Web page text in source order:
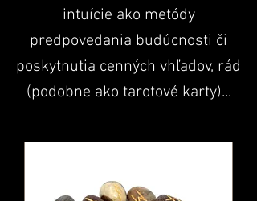
intuície ako metódy
predpovedania budúcnosti či
poskytnutia cenných vhľadov, rád
(podobne ako tarotové karty)...